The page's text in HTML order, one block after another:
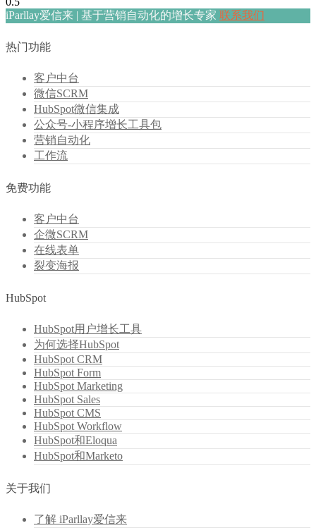
iParllay爱信来 | 基于营销自动化的增长专家 联系我们
热门功能
客户中台
微信SCRM
HubSpot微信集成
公众号-小程序增长工具包
营销自动化
工作流
免费功能
客户中台
企微SCRM
在线表单
裂变海报
HubSpot
HubSpot用户增长工具
为何选择HubSpot
HubSpot CRM
HubSpot Form
HubSpot Marketing
HubSpot Sales
HubSpot CMS
HubSpot Workflow
HubSpot和Eloqua
HubSpot和Marketo
关于我们
了解 iParllay爱信来